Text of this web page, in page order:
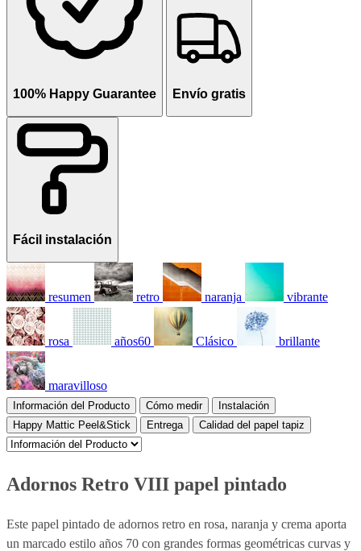
100% Happy Guarantee Envío gratis
Fácil instalación
resumen retro naranja vibrante
rosa años60 Clásico brillante
maravilloso
Información del Producto Cómo medir
Instalación
Happy Mattic Peel&Stick
Entrega Calidad del papel tapiz
Adornos Retro VIII papel pintado
Este papel pintado de adornos retro en rosa, naranja y crema aporta
un marcado estilo años 70 con grandes formas geométricas curvas y